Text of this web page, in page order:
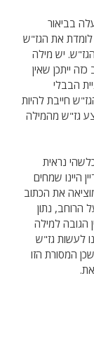
בביאור
לומדת את הגז"ש
יש מילה
ייתכן שאין
הבבלי
חייבת להיות
גז"ש מהמילה
נראית
היינו שמחים
את הכתוב
הרוחב, נתון
הגובה למילה
לעשות גז"ש
המסורת הזו